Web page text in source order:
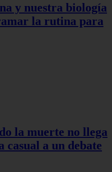
y nuestra biología
la rutina para
la muerte no llega
casual a un debate